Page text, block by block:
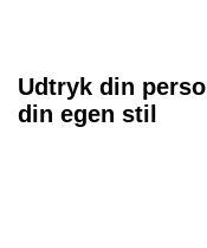
Udtryk din
din egen stil